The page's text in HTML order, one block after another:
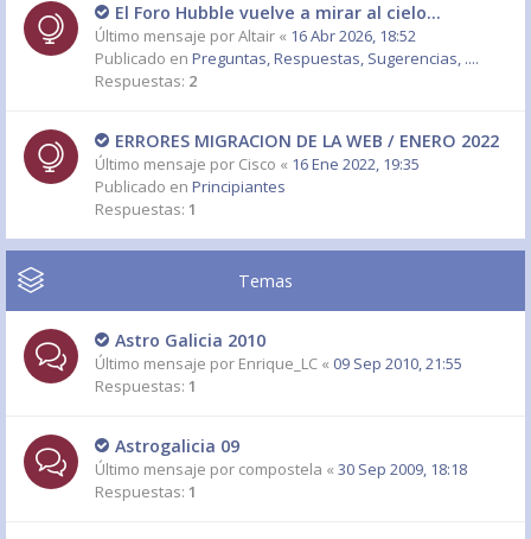
El Foro Hubble vuelve a mirar al cielo...
Último mensaje porAltair « 16 Abr 2026, 18:52
Publicado en Preguntas, Respuestas, Sugerencias, ....
Respuestas: 2
ERRORES MIGRACION DE LA WEB / ENERO 2022
Último mensaje por Cisco « 16 Ene 2022, 19:35
Publicado en Principiantes
Respuestas: 1
Temas
Astro Galicia 2010
Último mensaje por Enrique_LC « 09 Sep 2010, 21:55
Respuestas: 1
Astrogalicia 09
Último mensaje por compostela « 30 Sep 2009, 18:18
Respuestas: 1